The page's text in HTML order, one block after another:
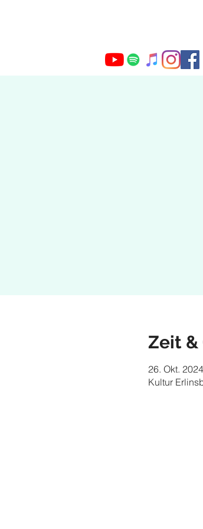
Webmaster Login
Zeit &
26. Okt.
Kultur